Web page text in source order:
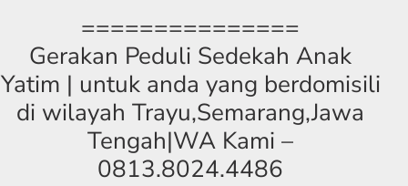
===============
Gerakan Peduli Sedekah Anak
Yatim | untuk anda yang berdomisili
di wilayah Trayu,Semarang,Jawa
Tengah|WA Kami –
0813.8024.4486